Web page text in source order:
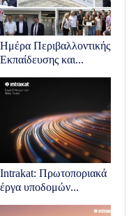
Ημέρα Περιβαλλοντικής
Εκπαίδευσης και...
Intrakat: Πρωτοποριακά
έργα υποδoμών...